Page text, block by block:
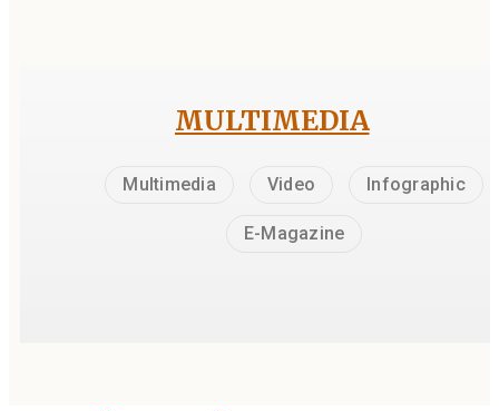
MULTIMEDIA
Multimedia Video Infographic
E-Magazine